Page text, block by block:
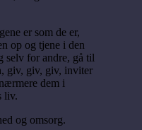
er som de er,
op og tjene i den
selv for andre, gå til
giv, giv, giv, inviter
dem i
liv.
og omsorg.